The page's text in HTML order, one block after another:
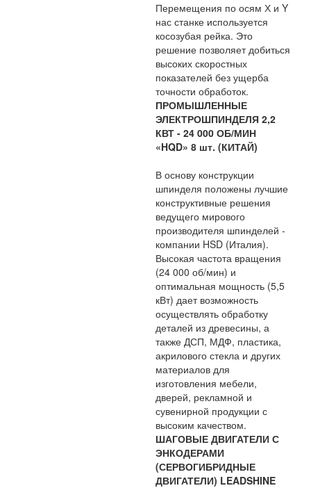
Перемещения по осям Х и Y
нас станке используется
косозубая рейка. Это
решение позволяет добиться
высоких скоростных
показателей без ущерба
точности обработок.
ПРОМЫШЛЕННЫЕ
ЭЛЕКТРОШПИНДЕЛЯ 2,2
КВТ - 24 000 ОБ/МИН
«HQD» 8 шт. (КИТАЙ)
В основу конструкции
шпинделя положены лучшие
конструктивные решения
ведущего мирового
производителя шпинделей -
компании HSD (Италия).
Высокая частота вращения
(24 000 об/мин) и
оптимальная мощность (5,5
кВт) дает возможность
осуществлять обработку
деталей из древесины, а
также ДСП, МДФ, пластика,
акрилового стекла и других
материалов для
изготовления мебели,
дверей, рекламной и
сувенирной продукции с
высоким качеством.
ШАГОВЫЕ ДВИГАТЕЛИ С
ЭНКОДЕРАМИ
(СЕРВОГИБРИДНЫЕ
ДВИГАТЕЛИ) LEADSHINE